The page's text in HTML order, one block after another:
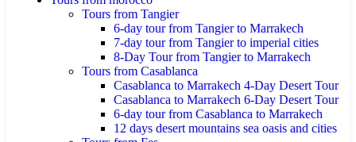
Tours from Tangier
6-day tour from Tangier to Marrakech
7-day tour from Tangier to imperial cities
8-Day Tour from Tangier to Marrakech
Tours from Casablanca
Casablanca to Marrakech 4-Day Desert Tour
Casablanca to Marrakech 6-Day Desert Tour
6-day tour from Casablanca to Marrakech
12 days desert mountains sea oasis and cities